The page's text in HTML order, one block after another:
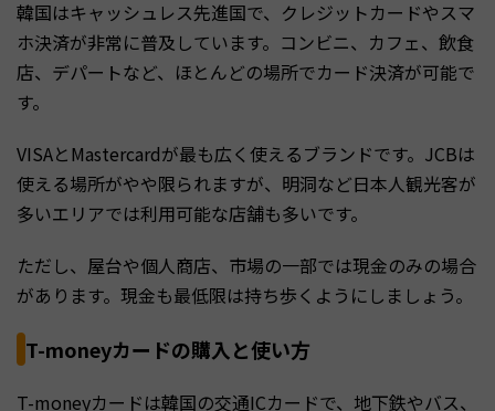
韓国はキャッシュレス先進国で、クレジットカードやスマ
ホ決済が非常に普及しています。コンビニ、カフェ、飲食
店、デパートなど、ほとんどの場所でカード決済が可能で
す。
VISAとMastercardが最も広く使えるブランドです。JCBは
使える場所がやや限られますが、明洞など日本人観光客が
多いエリアでは利用可能な店舗も多いです。
ただし、屋台や個人商店、市場の一部では現金のみの場合
があります。現金も最低限は持ち歩くようにしましょう。
T-moneyカードの購入と使い方
T-moneyカードは韓国の交通ICカードで、地下鉄やバス、